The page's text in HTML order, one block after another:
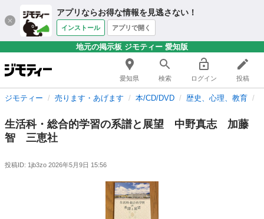
アプリならお得な情報を見逃さない！
インストール アプリで開く
地元の掲示板 ジモティー 愛知版
愛知県 検索 ログイン 投稿
ジモティー 売ります・あげます 本/CD/DVD 歴史、心理、教育
生活科・総合的学習の系譜と展望 中野真志 加藤
智 三恵社
投稿ID: 1jb3zo 2026年5月9日 15:56